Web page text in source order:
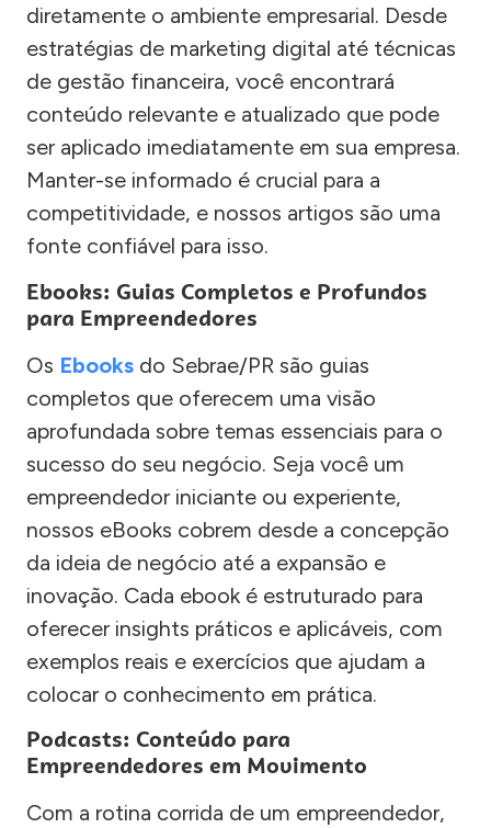
diretamente o ambiente empresarial. Desde
estratégias de marketing digital até técnicas
de gestão financeira, você encontrará
conteúdo relevante e atualizado que pode
ser aplicado imediatamente em sua empresa.
Manter-se informado é crucial para a
competitividade, e nossos artigos são uma
fonte confiável para isso.
Ebooks: Guias Completos e Profundos
para Empreendedores
Os Ebooks do Sebrae/PR são guias
completos que oferecem uma visão
aprofundada sobre temas essenciais para o
sucesso do seu negócio. Seja você um
empreendedor iniciante ou experiente,
nossos eBooks cobrem desde a concepção
da ideia de negócio até a expansão e
inovação. Cada ebook é estruturado para
oferecer insights práticos e aplicáveis, com
exemplos reais e exercícios que ajudam a
colocar o conhecimento em prática.
Podcasts: Conteúdo para
Empreendedores em Movimento
Com a rotina corrida de um empreendedor,